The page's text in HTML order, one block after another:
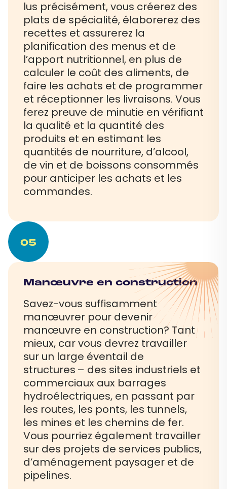
lus précisément, vous créerez des
plats de spécialité, élaborerez des
recettes et assurerez la
planification des menus et de
l’apport nutritionnel, en plus de
calculer le coût des aliments, de
faire les achats et de programmer
et réceptionner les livraisons. Vous
ferez preuve de minutie en vérifiant
la qualité et la quantité des
produits et en estimant les
quantités de nourriture, d’alcool,
de vin et de boissons consommés
pour anticiper les achats et les
commandes.
05
Manœuvre en construction
Savez-vous suffisamment
manœuvrer pour devenir
manœuvre en construction? Tant
mieux, car vous devrez travailler
sur un large éventail de
structures – des sites industriels et
commerciaux aux barrages
hydroélectriques, en passant par
les routes, les ponts, les tunnels,
les mines et les chemins de fer.
Vous pourriez également travailler
sur des projets de services publics,
d’aménagement paysager et de
pipelines.